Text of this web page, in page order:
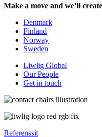
Make a move and we’ll
Denmark
Finland
Norway
Sweden
Liwlig Global
Our People
Get in touch
Referenssit